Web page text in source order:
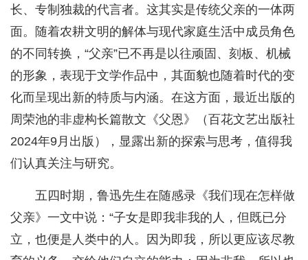
长、专制独裁的代言者。这其实是传统父亲的一体两
面。随着农耕文明的解体与现代家庭生活中成员角色
的不同转换，“父亲”已不再是以往顽固、刻板、机械
的形象，表现于文学作品中，其面貌也随着时代的变
化而呈现出新的特质与内涵。在这方面，最近出版的
周荣池的非虚构长篇散文《父恩》（百花文艺出版社
2024年9月出版），显露出新的探索与思考，值得我
们认真关注与研究。
五四时期，鲁迅先生在随感录《我们现在怎样做
父亲》一文中说：“子女是即我非我的人，但既已分
立，也便是人类中的人。因为即我，所以更应该尽教